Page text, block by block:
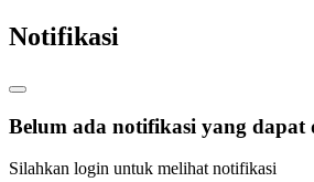
Notifikasi
Belum ada notifikasi yang
Silahkan login untuk melihat notifikasi